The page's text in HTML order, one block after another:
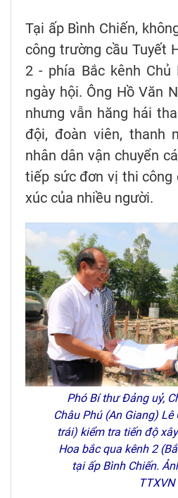
Tại ấp Bình Chiến,
công trường cầu Tuyết
2 - phía Bắc kênh
ngày hội. Ông Hồ Văn
nhưng vẫn hăng hái
đội, đoàn viên, thanh
nhân dân vận chuyển
tiếp sức đơn vị thi công
xúc của nhiều người.
Phó Bí thư Đảng uỷ,
Châu Phú (An Giang) Lê
trái) kiểm tra tiến độ
Hoa bắc qua kênh 2
tại ấp Bình Chiến.
TTXVN